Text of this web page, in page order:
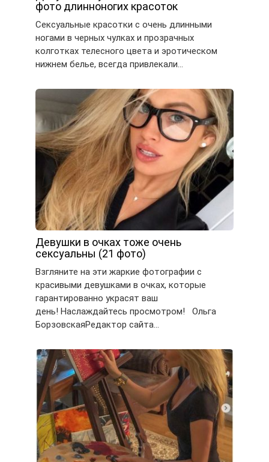
фото длинноногих красоток
Сексуальные красотки с очень длинными
ногами в черных чулках и прозрачных
колготках телесного цвета и эротическом
нижнем белье, всегда привлекали…
Девушки в очках тоже очень
сексуальны (21 фото)
Взгляните на эти жаркие фотографии с
красивыми девушками в очках, которые
гарантированно украсят ваш
день! Наслаждайтесь просмотром! Ольга
БорзовскаяРедактор сайта…